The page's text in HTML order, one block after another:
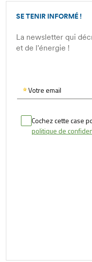
SE TENIR INFORMÉ !
La newsletter qui
et de l'énergie !